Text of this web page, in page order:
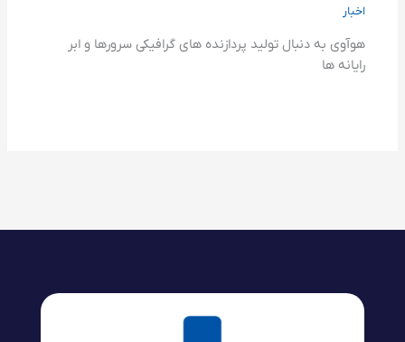
اخبار
هوآوی به دنبال تولید پردازنده های گرافیکی سرورها و ابر
رایانه ها